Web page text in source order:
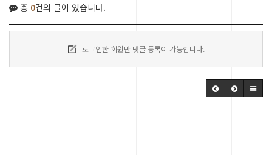
총 0건의 글이 있습니다.
로그인한 회원만 댓글 등록이 가능합니다.